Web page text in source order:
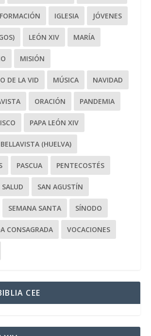
FORMACIÓN IGLESIA JÓVENES
LEÓN XIV MARÍA
MISIÓN
DE LA VID MÚSICA NAVIDAD
ORACIÓN PANDEMIA
PAPA LEÓN XIV
(HUELVA)
PASCUA PENTECOSTÉS
SALUD SAN AGUSTÍN
SEMANA SANTA SÍNODO
CONSAGRADA VOCACIONES
CEE